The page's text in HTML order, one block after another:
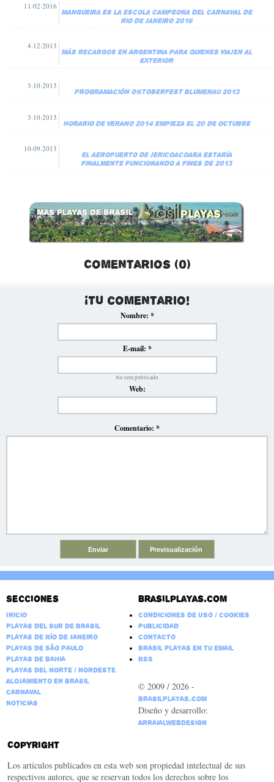
11·02·2016
Mangueira es la escola campeona del carnaval de
Rio de Janeiro 2016
4·12·2013
Más recargos en Argentina para quienes viajen al
exterior
3·10·2013
Programación Oktoberfest Blumenau 2013
3·10·2013
Horario de verano 2014 empieza el 20 de octubre
10·09·2013
El aeropuerto de Jericoacoara estaría
finalmente funcionando a fines de 2013
Comentarios (0)
¡Tu comentario!
Nombre: *
E-mail: *
No será publicado
Web:
Comentario: *
Secciones
Inicio
Playas del Sur de Brasil
Playas de Río de Janeiro
Playas de São Paulo
Playas de Bahia
Playas del Norte / Nordeste
Alojamiento en Brasil
Carnaval
Noticias
Brasilplayas.com
Condiciones de Uso / Cookies
Publicidad
Contacto
Brasil Playas en tu email
RSS
© 2009 / 2026 -
BrasilPlayas.com
Diseño y desarrollo:
ArraialWebDesign
Copyright
Los artículos publicados en esta web son propiedad intelectual de sus
respectivos autores, que se reservan todos los derechos sobre los